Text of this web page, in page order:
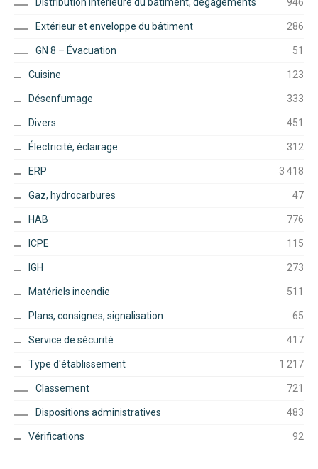
Extérieur et enveloppe du bâtiment 286
GN 8 – Évacuation 51
Cuisine 123
Désenfumage 333
Divers 451
Électricité, éclairage 312
ERP 3 418
Gaz, hydrocarbures 47
HAB 776
ICPE 115
IGH 273
Matériels incendie 511
Plans, consignes, signalisation 65
Service de sécurité 417
Type d'établissement 1 217
Classement 721
Dispositions administratives 483
Vérifications 92